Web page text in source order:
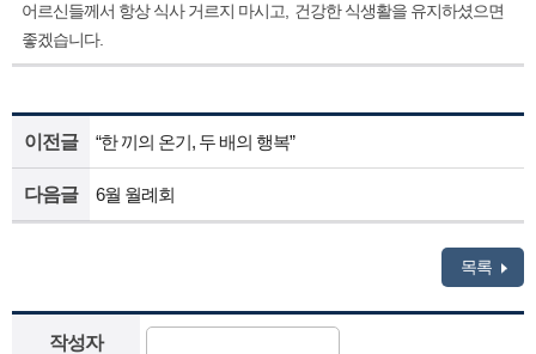
어르신들께서 항상 식사 거르지 마시고 건강한 식생활을 유지하셨으면
좋겠습니다.
이전글 “한 끼의 온기, 두 배의 행복”
다음글 6월 월례회
목록
작성자